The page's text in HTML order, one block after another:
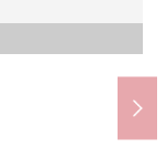
1400m)
260m)